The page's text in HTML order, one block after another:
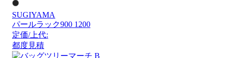
SUGIYAMA
パールラック900 1200
定価/上代:
都度見積